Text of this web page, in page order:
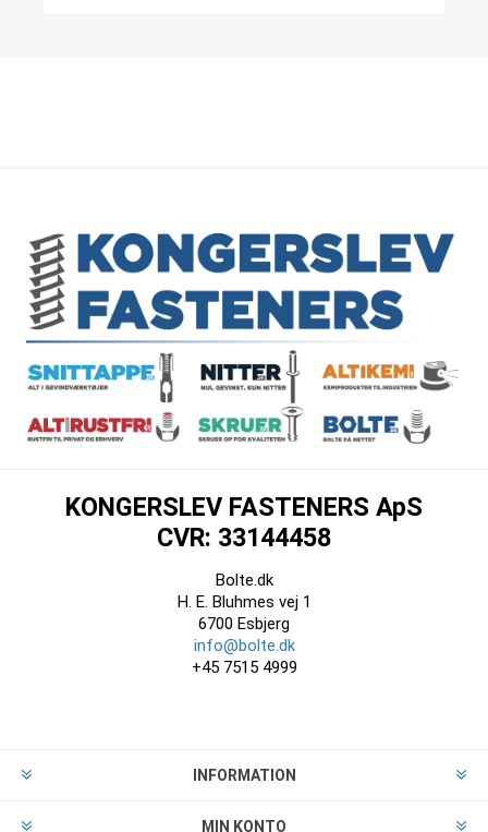
KONGERSLEV FASTENERS ApS
CVR: 33144458
Bolte.dk
H. E. Bluhmes vej 1
6700 Esbjerg
info@bolte.dk
+45 7515 4999
INFORMATION
MIN KONTO